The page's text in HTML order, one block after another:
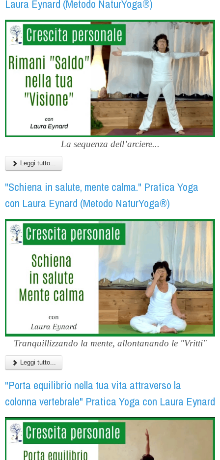
Laura Eynard (Metodo NaturYoga®)
La sequenza dell’arciere...
Leggi tutto...
"Schiena in salute, mente calma." Pratica Yoga
con Laura Eynard (Metodo NaturYoga®)
Tranquillizzando la mente, allontanando le "Vritti"
Leggi tutto...
"Porta equilibrio nella tua vita attraverso la
colonna vertebrale" Pratica Yoga con Laura Eynard